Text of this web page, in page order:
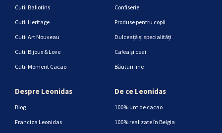
Cutii Ballotins
Cutii Heritage
Cutii Art Nouveau
Cutii Bijoux & Love
Cutii Moment Cacao
Confiserie
Produse pentru copii
Dulceață și specialități
Cafea și ceai
Băuturi fine
Despre Leonidas
Blog
Franciza Leonidas
De ce Leonidas
100% unt de cacao
100% realizate în Belgia